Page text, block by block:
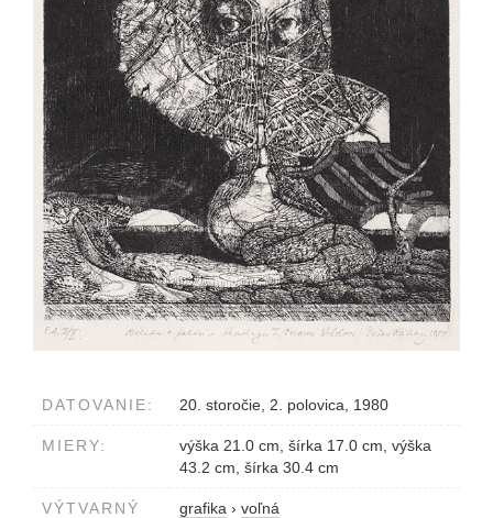
DATOVANIE: 20. storočie, 2. polovica, 1980
MIERY:
výška 21.0 cm, šírka 17.0 cm, výška
43.2 cm, šírka 30.4 cm
VÝTVARNÝ
grafika › voľná